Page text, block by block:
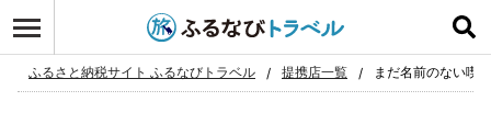
お気に入り
ふるさと納税サイト ふるなびトラベル 提携店一覧 まだ名前のない喫